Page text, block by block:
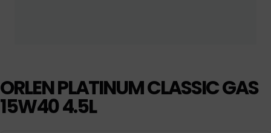
ORLEN PLATINUM CLASSIC GAS
15W40 4.5L